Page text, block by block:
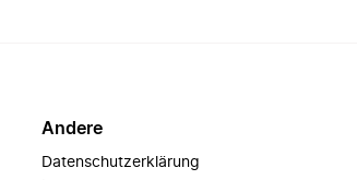
Andere
Datenschutzerklärung